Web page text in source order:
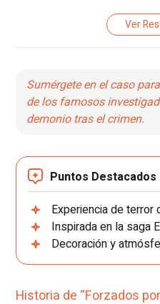
Ver
Sumérgete en el caso
de los famosos
demonio tras el crimen.
Puntos Destacados
Experiencia de terror
Inspirada en la saga
Decoración y
Historia de “Forzados